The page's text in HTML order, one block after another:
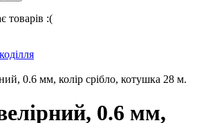
товарів :(
0.6 мм, колір срібло, котушка 28 м.
0.6 мм,